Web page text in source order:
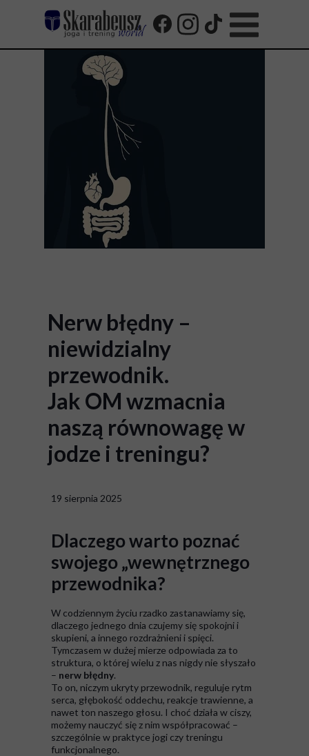
19 sierpnia 2025
Nerw błędny –
niewidzialny
przewodnik.
Jak OM wzmacnia
naszą równowagę w
jodze i treningu?
Dlaczego warto poznać
swojego „wewnętrznego
przewodnika?
W codziennym życiu rzadko zastanawiamy się,
dlaczego jednego dnia czujemy się spokojni i
skupieni, a innego rozdrażnieni i spięci.
Tymczasem w dużej mierze odpowiada za to
struktura, o której wielu z nas nigdy nie słyszało
– nerw błędny.
To on, niczym ukryty przewodnik, reguluje rytm
serca, głębokość oddechu, reakcje trawienne, a
nawet ton naszego głosu. I choć działa w ciszy,
możemy nauczyć się z nim współpracować –
szczególnie w praktyce jogi czy treningu
funkcjonalnego.